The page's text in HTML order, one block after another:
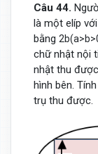
Câu 44.
là một elíp
bằng 2b(a>b>
chữ nhật nội
nhật thu
hình bên.
trụ thu được.